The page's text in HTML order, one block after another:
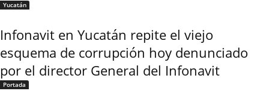
Yucatán
Infonavit en Yucatán repite el viejo
esquema de corrupción hoy denunciado
por el director General del Infonavit
Portada